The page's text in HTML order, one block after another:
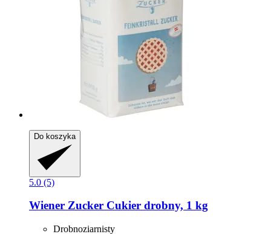
Do koszyka
5.0 (5)
Wiener Zucker Cukier drobny, 1 kg
Drobnoziarnisty